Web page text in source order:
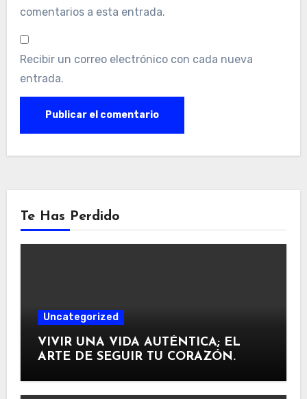
comentarios a esta entrada.
Recibir un correo electrónico con cada nueva
entrada.
Te Has Perdido
Uncategorized
VIVIR UNA VIDA AUTÉNTICA; EL
ARTE DE SEGUIR TU CORAZÓN.